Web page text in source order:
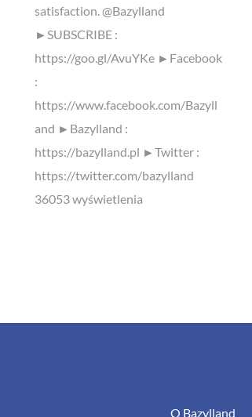
satisfaction. @Bazylland
►SUBSCRIBE :
https://goo.gl/AvuYKe ►Facebook
:
https://www.facebook.com/Bazyll
and ►Bazylland :
https://bazylland.pl ►Twitter :
https://twitter.com/bazylland
36053 wyświetlenia
O Bazylland